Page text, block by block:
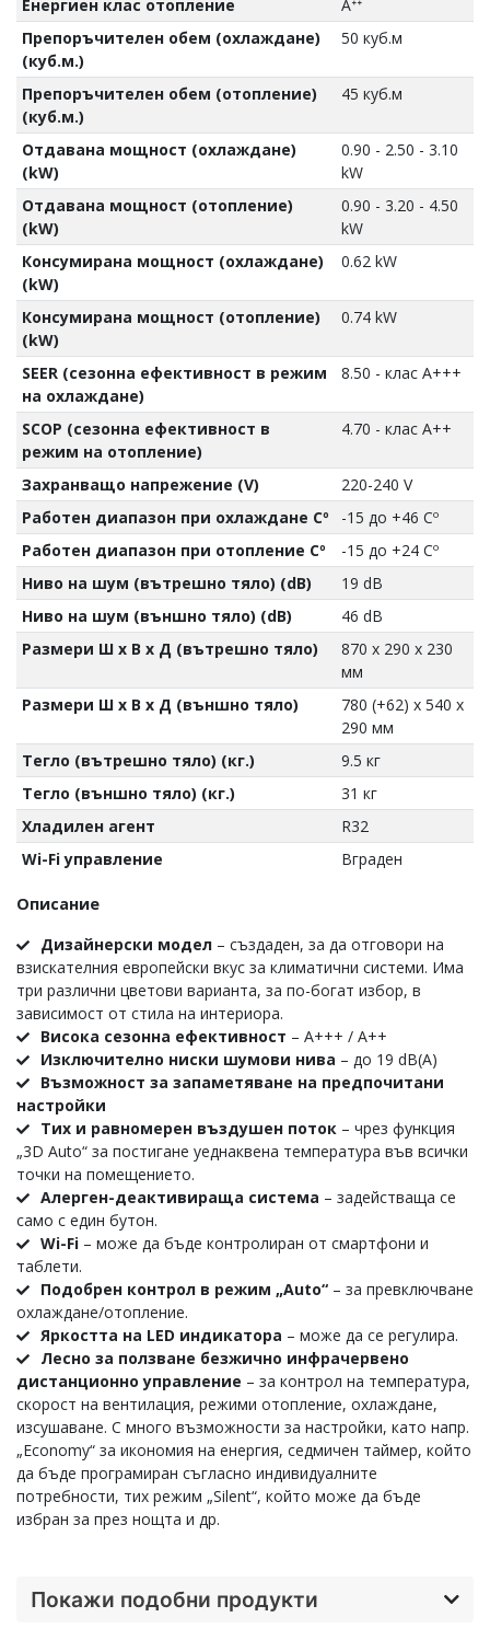
Енергиен клас отопление
Aᐩᐩ
Препоръчителен обем (охлаждане)
(куб.м.)
50 куб.м
Препоръчителен обем (отопление)
(куб.м.)
45 куб.м
Отдавана мощност (охлаждане)
(kW)
0.90 - 2.50 - 3.10
kW
Отдавана мощност (отопление)
(kW)
0.90 - 3.20 - 4.50
kW
Консумирана мощност (охлаждане)
(kW)
0.62 kW
Консумирана мощност (отопление)
(kW)
0.74 kW
SEER (сезонна ефективност в режим
на охлаждане)
8.50 - клас A+++
SCOP (сезонна ефективност в
режим на отопление)
4.70 - клас А++
Захранващо напрежение (V)
220-240 V
Работен диапазон при охлаждане Cº
-15 до +46 Cº
Работен диапазон при отопление Cº
-15 до +24 Cº
Ниво на шум (вътрешно тяло) (dB)
19 dB
Ниво на шум (външно тяло) (dB)
46 dB
Размери Ш х В х Д (вътрешно тяло)
870 x 290 x 230
мм
Размери Ш х В х Д (външно тяло)
780 (+62) x 540 x
290 мм
Тегло (вътрешно тяло) (кг.)
9.5 кг
Тегло (външно тяло) (кг.)
31 кг
Хладилен агент
R32
Wi-Fi управление
Вграден
Описание
Дизайнерски модел – създаден, за да отговори на
взискателния европейски вкус за климатични системи. Има
три различни цветови варианта, за по-богат избор, в
зависимост от стила на интериора.
Висока сезонна ефективност – A+++ / A++
Изключително ниски шумови нива – до 19 dB(A)
Възможност за запаметяване на предпочитани
настройки
Тих и равномерен въздушен поток – чрез функция
„3D Auto“ за постигане уеднаквена температура във всички
точки на помещението.
Алерген-деактивираща система – задействаща се
само с един бутон.
Wi-Fi – може да бъде контролиран от смартфони и
таблети.
Подобрен контрол в режим „Auto“ – за превключване
охлаждане/отопление.
Яркостта на LED индикатора – може да се регулира.
Лесно за ползване безжично инфрачервено
дистанционно управление – за контрол на температура,
скорост на вентилация, режими отопление, охлаждане,
изсушаване. С много възможности за настройки, като напр.
„Economy“ за икономия на енергия, седмичен таймер, който
да бъде програмиран съгласно индивидуалните
потребности, тих режим „Silent“, който може да бъде
избран за през нощта и др.
Покажи подобни продукти